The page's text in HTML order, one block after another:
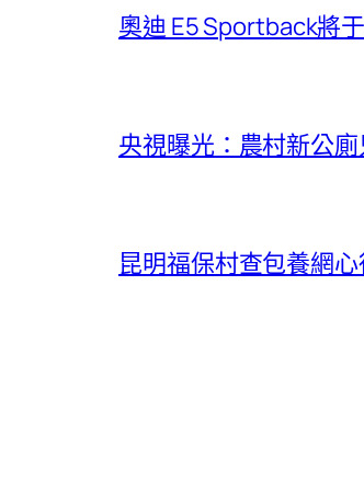
奧迪 E5 Sportback將
央視曝光：農村新公
昆明福保村查包養網